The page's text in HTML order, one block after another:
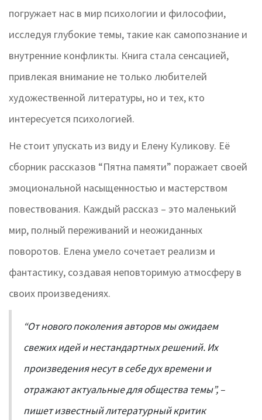
погружает нас в мир психологии и философии,
исследуя глубокие темы, такие как самопознание и
внутренние конфликты. Книга стала сенсацией,
привлекая внимание не только любителей
художественной литературы, но и тех, кто
интересуется психологией.
Не стоит упускать из виду и Елену Куликову. Её
сборник рассказов “Пятна памяти” поражает своей
эмоциональной насыщенностью и мастерством
повествования. Каждый рассказ – это маленький
мир, полный переживаний и неожиданных
поворотов. Елена умело сочетает реализм и
фантастику, создавая неповторимую атмосферу в
своих произведениях.
“От нового поколения авторов мы ожидаем
свежих идей и нестандартных решений. Их
произведения несут в себе дух времени и
отражают актуальные для общества темы”, –
пишет известный литературный критик